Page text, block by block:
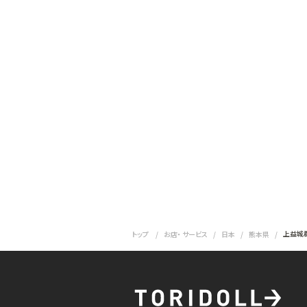
トップ お店・ サービス 日本 熊本県 上益城